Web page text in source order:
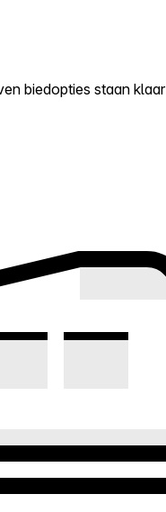
biedopties staan klaar